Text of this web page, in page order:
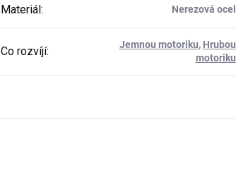
Materiál : Nerezová ocel
Co rozvíjí: Jemnou motoriku, Hrubou
motoriku